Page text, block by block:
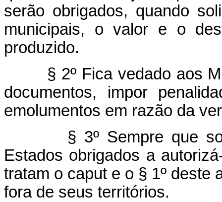
serão obrigados, quando
municipais, o valor e o
produzido.
§ 2º Fica vedado aos
documentos, impor
emolumentos em razão da
§ 3º Sempre que
Estados obrigados a
tratam o caput e o § 1º deste
fora de seus territórios.